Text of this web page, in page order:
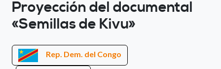
Proyección del documental
«Semillas de Kivu»
Rep. Dem. del Congo